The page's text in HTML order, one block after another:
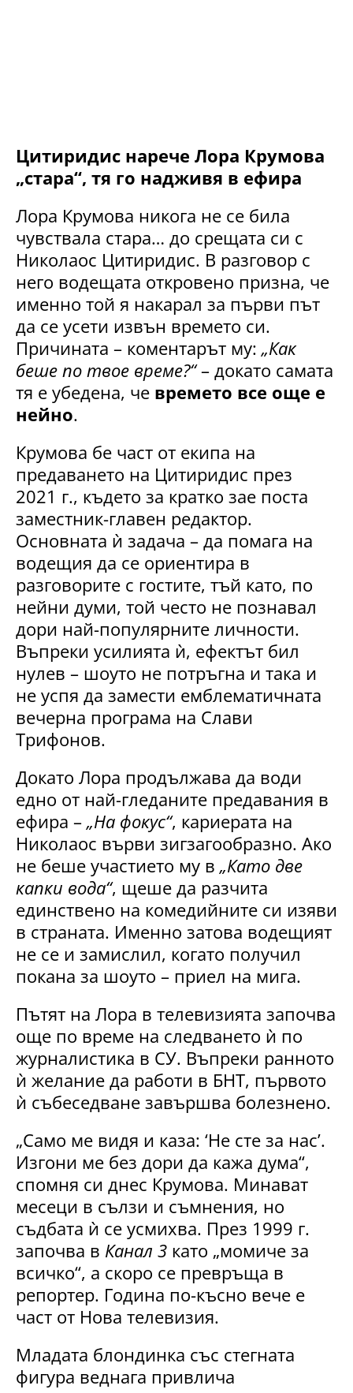
Цитиридис нарече Лора Крумова
„стара“, тя го надживя в ефира
Лора Крумова никога не се била
чувствала стара… до срещата си с
Николаос Цитиридис. В разговор с
него водещата откровено призна, че
именно той я накарал за първи път
да се усети извън времето си.
Причината – коментарът му: „Как
беше по твое време?“– докато самата
тя е убедена, че времето все още е
нейно.
Крумова бе част от екипа на
предаването на Цитиридис през
2021 г., където за кратко зае поста
заместник-главен редактор.
Основната ѝ задача – да помага на
водещия да се ориентира в
разговорите с гостите, тъй като, по
нейни думи, той често не познавал
дори най-популярните личности.
Въпреки усилията ѝ, ефектът бил
нулев – шоуто не потръгна и така и
не успя да замести емблематичната
вечерна програма на Слави
Трифонов.
Докато Лора продължава да води
едно от най-гледаните предавания в
ефира – „На фокус“, кариерата на
Николаос върви зигзагообразно. Ако
не беше участието му в „Като две
капки вода“, щеше да разчита
единствено на комедийните си изяви
в страната. Именно затова водещият
не се и замислил, когато получил
покана за шоуто – приел на мига.
Пътят на Лора в телевизията започва
още по време на следването ѝ по
журналистика в СУ. Въпреки ранното
ѝ желание да работи в БНТ, първото
ѝ събеседване завършва болезнено.
„Само ме видя и каза: ‘Не сте за нас’.
Изгони ме без дори да кажа дума“,
спомня си днес Крумова. Минават
месеци в сълзи и съмнения, но
съдбата ѝ се усмихва. През 1999 г.
започва в Канал 3 като „момиче за
всичко“, а скоро се превръща в
репортер. Година по-късно вече е
част от Нова телевизия.
Младата блондинка със стегната
фигура веднага привлича